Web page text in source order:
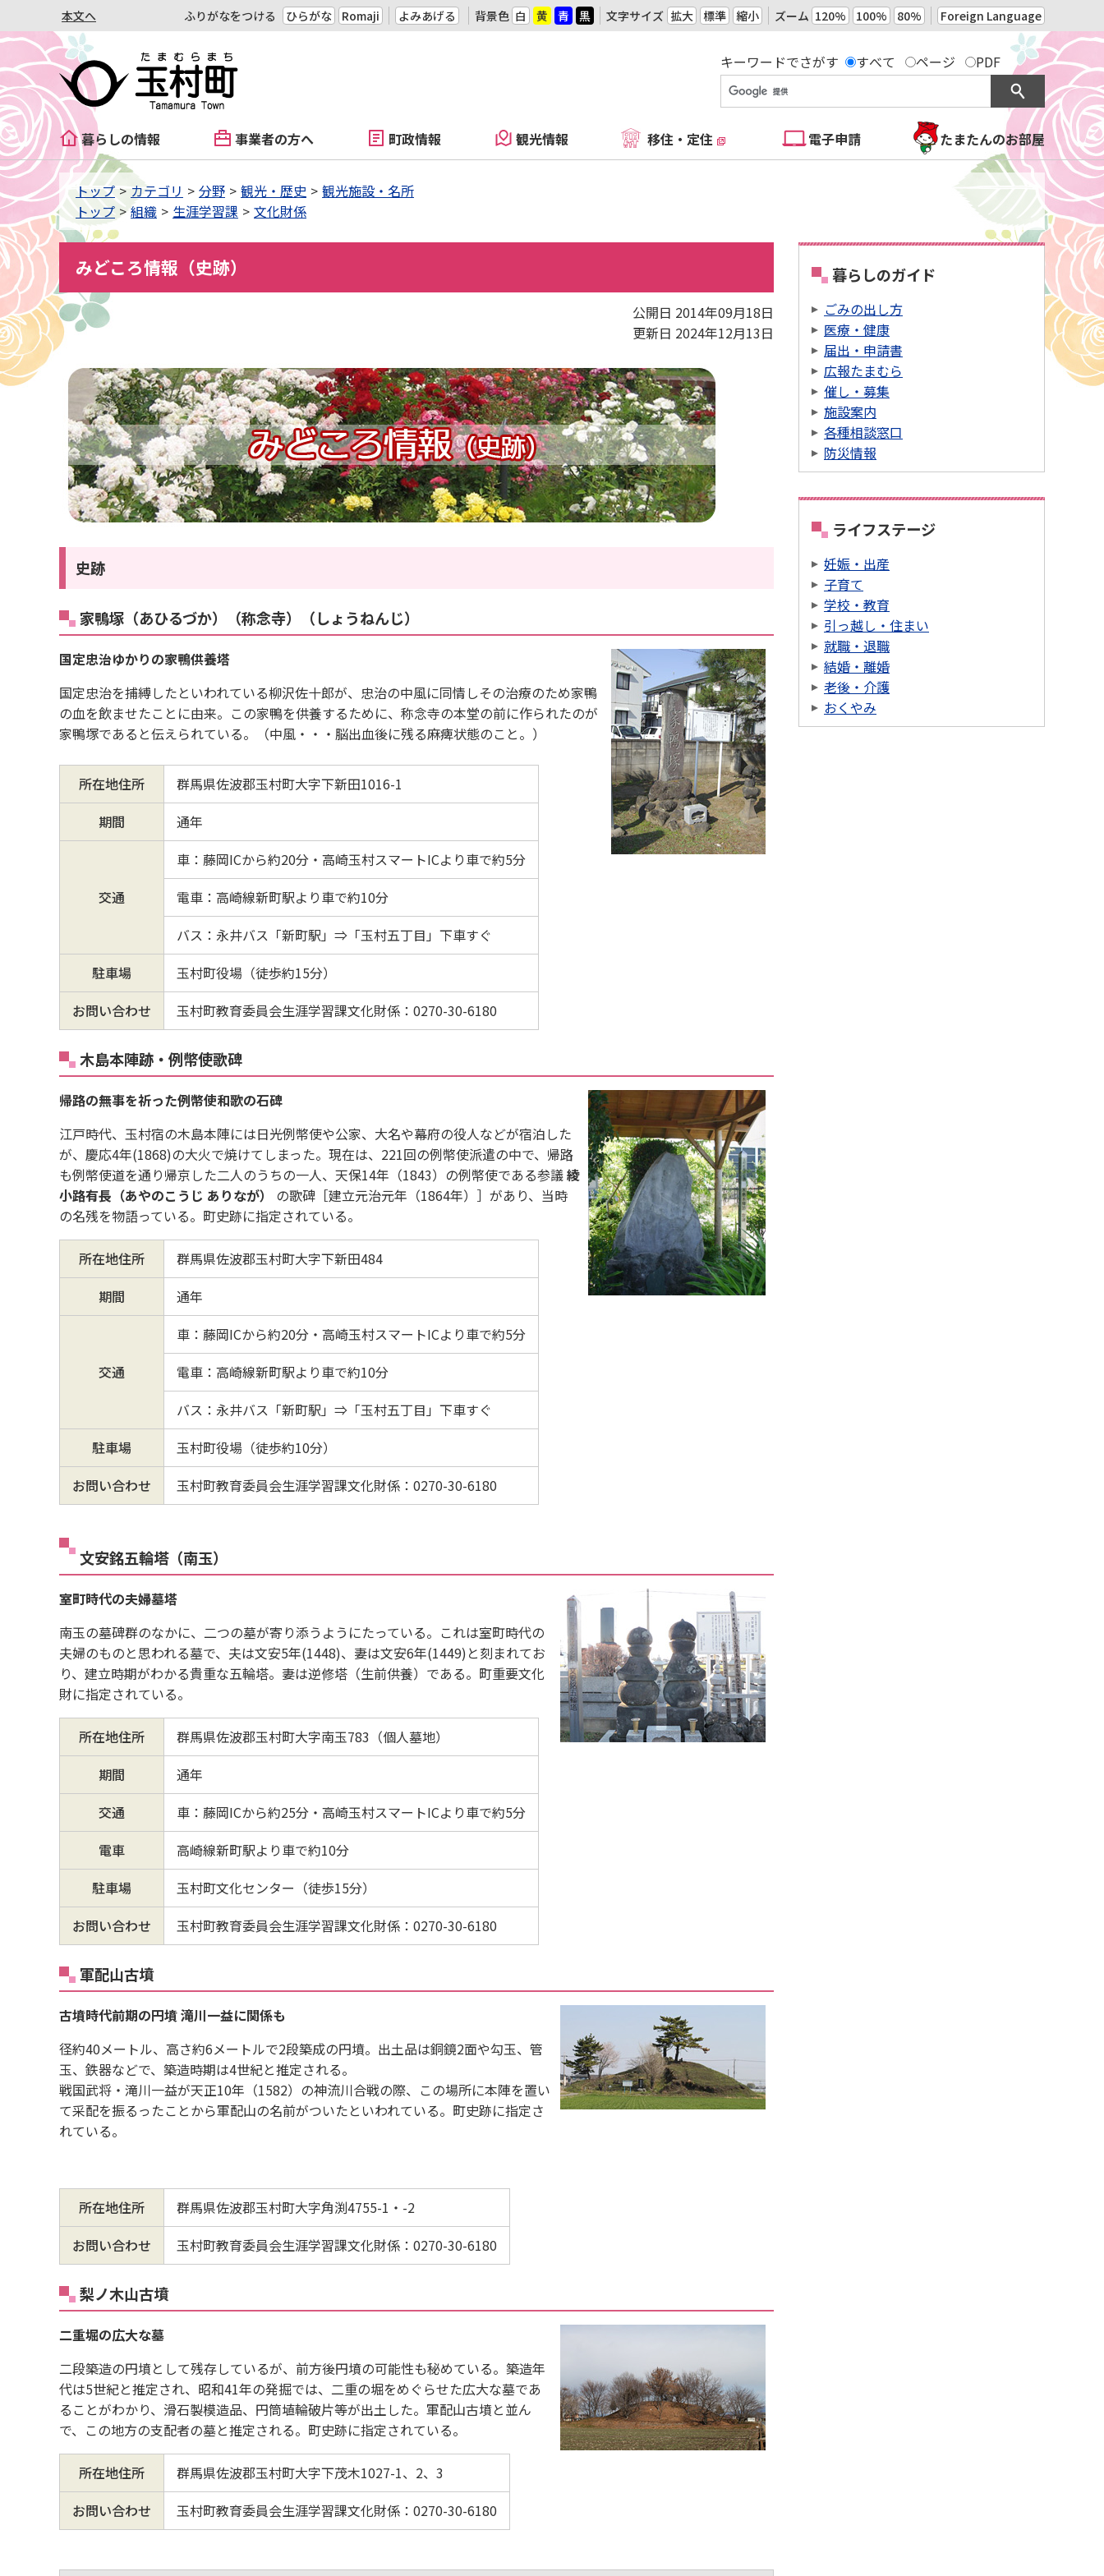
本文へ ふりがなをつける ひらがな Romaji よみあげる 背景色 白 黄 青 黒 文字サイズ 拡大 標準 縮小 ズーム 120% 100% 80% Foreign Language
キーワードでさがす すべて ページ PDF
暮らしの情報 事業者の方へ 町政情報 観光情報 移住・定住 電子申請 たまたんのお部屋
トップ カテゴリ 分野 観光・歴史
観光施設・名所
トップ
組織 生涯学習課 文化財係
みどころ情報（史跡）
公開日 2014年09月18日
更新日 2024年12月13日
史跡
家鴨塚（あひるづか）（称念寺）（しょうねんじ）
国定忠治ゆかりの家鴨供養塔
国定忠治を捕縛したといわれている柳沢佐十郎が、忠治の中風に同情しその治療のため家鴨
の血を飲ませたことに由来。この家鴨を供養するために、称念寺の本堂の前に作られたのが
家鴨塚であると伝えられている。（中風・・・脳出血後に残る麻痺状態のこと。）
所在地住所
群馬県佐波郡玉村町大字下新田1016-1
期間
通年
交通
車：藤岡ICから約20分・高崎玉村スマートICより車で約5分
電車：高崎線新町駅より車で約10分
バス：永井バス「新町駅」⇒「玉村五丁目」下車すぐ
駐車場
玉村町役場（徒歩約15分）
お問い合わせ
玉村町教育委員会生涯学習課文化財係：0270-30-6180
木島本陣跡・例幣使歌碑
帰路の無事を祈った例幣使和歌の石碑
江戸時代、玉村宿の木島本陣には日光例幣使や公家、大名や幕府の役人などが宿泊した
が、慶応4年(1868)の大火で焼けてしまった。現在は、221回の例幣使派遣の中で、帰路
も例幣使道を通り帰京した二人のうちの一人、天保14年（1843）の例幣使である参議綾
小路有長（あやのこうじ ありなが） の歌碑［建立元治元年（1864年）］があり、当時
の名残を物語っている。町史跡に指定されている。
所在地住所
群馬県佐波郡玉村町大字下新田484
期間
通年
交通
車：藤岡ICから約20分・高崎玉村スマートICより車で約5分
電車：高崎線新町駅より車で約10分
バス：永井バス「新町駅」⇒「玉村五丁目」下車すぐ
駐車場
玉村町役場（徒歩約10分）
お問い合わせ
玉村町教育委員会生涯学習課文化財係：0270-30-6180
文安銘五輪塔（南玉）
室町時代の夫婦墓塔
南玉の墓碑群のなかに、二つの墓が寄り添うようにたっている。これは室町時代の
夫婦のものと思われる墓で、夫は文安5年(1448)、妻は文安6年(1449)と刻まれてお
り、建立時期がわかる貴重な五輪塔。妻は逆修塔（生前供養）である。町重要文化
財に指定されている。
所在地住所
群馬県佐波郡玉村町大字南玉783（個人墓地）
期間
通年
交通
車：藤岡ICから約25分・高崎玉村スマートICより車で約5分
電車
高崎線新町駅より車で約10分
駐車場
玉村町文化センター（徒歩15分）
お問い合わせ
玉村町教育委員会生涯学習課文化財係：0270-30-6180
軍配山古墳
古墳時代前期の円墳 滝川一益に関係も
径約40メートル、高さ約6メートルで2段築成の円墳。出土品は銅鏡2面や勾玉、管
玉、鉄器などで、築造時期は4世紀と推定される。
戦国武将・滝川一益が天正10年（1582）の神流川合戦の際、この場所に本陣を置い
て采配を振るったことから軍配山の名前がついたといわれている。町史跡に指定さ
れている。
所在地住所
群馬県佐波郡玉村町大字角渕4755-1・-2
お問い合わせ
玉村町教育委員会生涯学習課文化財係：0270-30-6180
梨ノ木山古墳
二重堀の広大な墓
二段築造の円墳として残存しているが、前方後円墳の可能性も秘めている。築造年
代は5世紀と推定され、昭和41年の発掘では、二重の堀をめぐらせた広大な墓であ
ることがわかり、滑石製模造品、円筒埴輪破片等が出土した。軍配山古墳と並ん
で、この地方の支配者の墓と推定される。町史跡に指定されている。
所在地住所
群馬県佐波郡玉村町大字下茂木1027-1、2、3
お問い合わせ
玉村町教育委員会生涯学習課文化財係：0270-30-6180
暮らしのガイド
ごみの出し方
医療・健康
届出・申請書
広報たまむら
催し・募集
施設案内
各種相談窓口
防災情報
ライフステージ
妊娠・出産
子育て
学校・教育
引っ越し・住まい
就職・退職
結婚・離婚
老後・介護
おくやみ